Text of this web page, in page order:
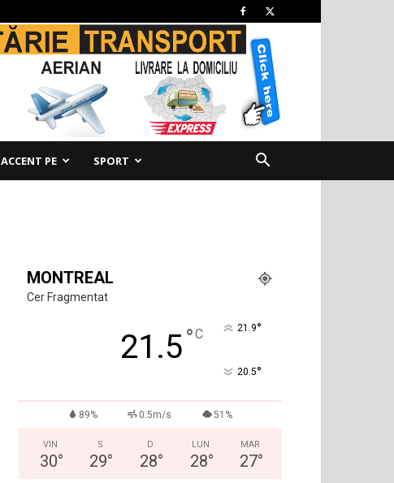
ACCENT PE SPORT
MONTREAL
Cer Fragmentat
21.5°C 21.9°
20.5°
89% 0.5m/s 51%
VIN
30°
S
29°
D
28°
LUN
28°
MAR
27°